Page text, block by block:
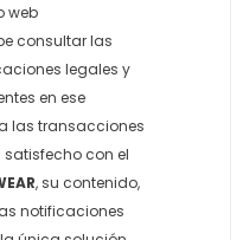
web
consultar las
legales y
en ese
las transacciones
satisfecho con el
, su contenido,
notificaciones